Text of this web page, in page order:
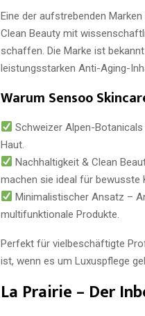
Eine der aufstrebenden
Clean Beauty mit
schaffen. Die Marke ist
leistungsstarken Anti-Aging-
Warum Sensoo
Schweizer Alpen-
Haut.
Nachhaltigkeit & Clean
machen sie ideal für bewusste
Minimalistischer Ansatz –
multifunktionale Produkte.
Perfekt für vielbeschäftigte
ist, wenn es um Luxuspflege
La Prairie – Der